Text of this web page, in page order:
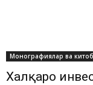
Монографиялар ва
Халқаро